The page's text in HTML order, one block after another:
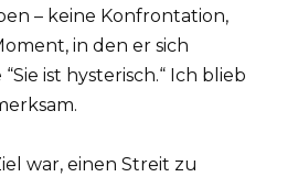
– keine Konfrontation,
in den er sich
ist hysterisch.“ Ich blieb
war, einen Streit zu